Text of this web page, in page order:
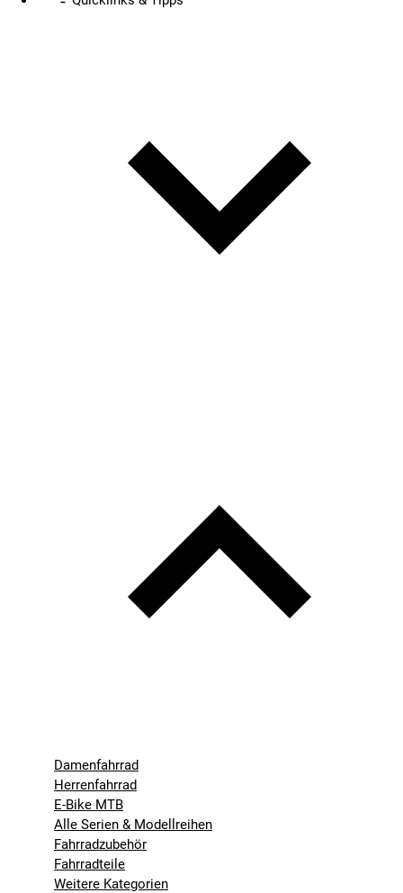
Damenfahrrad
Herrenfahrrad
E-Bike MTB
Alle Serien & Modellreihen
Fahrradzubehör
Fahrradteile
Weitere Kategorien